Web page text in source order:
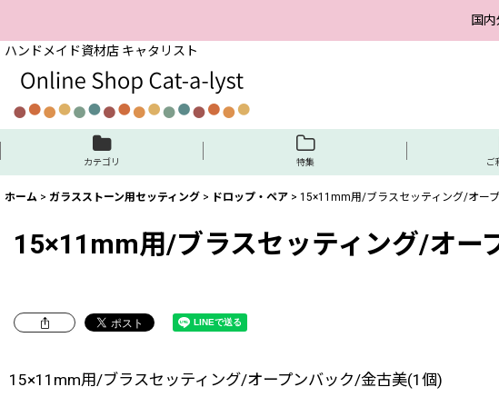
国
ハンドメイド資材店 キャタリスト
カテゴリ 特集 ご
ホーム > ガラスストーン用セッティング > ドロップ・ペア > 15×11mm用/ブラスセッティング/オー
15×11mm用/ブラスセッティング/オー
15×11mm用/ブラスセッティング/オープンバック/金古美(1個)